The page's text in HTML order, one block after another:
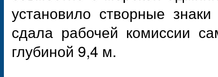
установило створные
сдала рабочей комиссии
глубиной 9,4 м.